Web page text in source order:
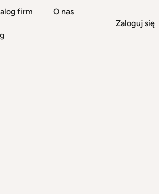
firm O nas
Zaloguj się